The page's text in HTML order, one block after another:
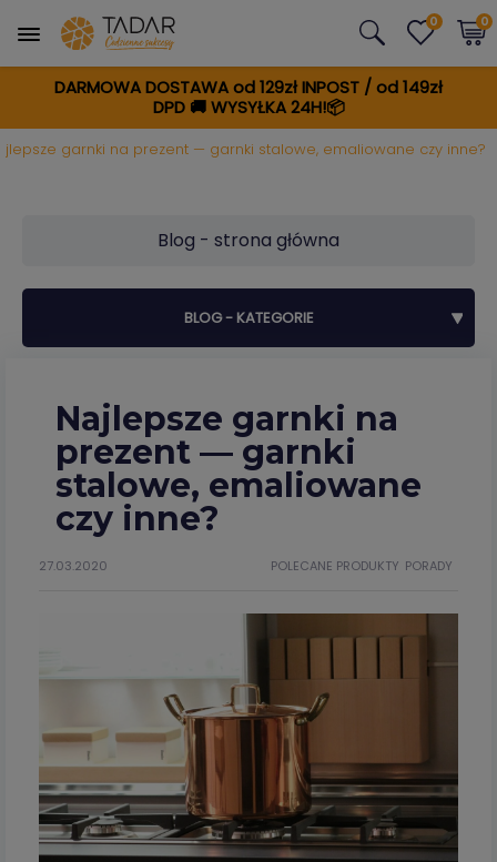
DARMOWA DOSTAWA od 129zł INPOST / od 149zł
DPD🚚WYSYŁKA 24H!📦
0 0
garnki na prezent — garnki stalowe, emaliowane czy inne?
BLOG - KATEGORIE
Blog - strona główna
Najlepsze garnki na
prezent — garnki
stalowe, emaliowane
czy inne?
PORADY
POLECANE PRODUKTY
27.03.2020